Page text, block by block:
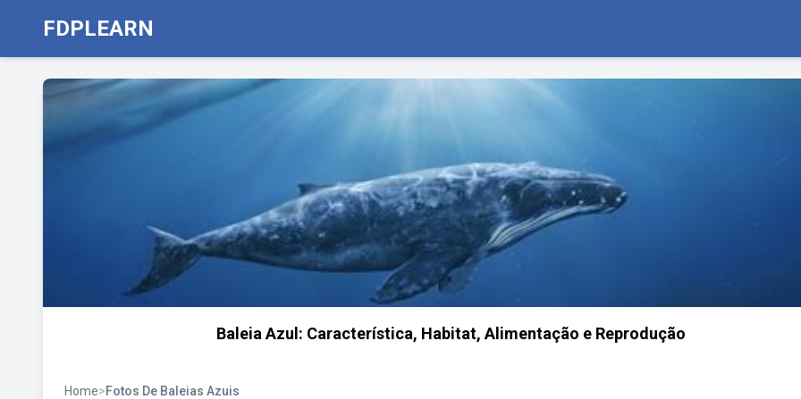
FDPLEARN
Baleia Azul: Característica, Habitat, Alimentação e Reprodução
Home>Fotos De Baleias Azuis